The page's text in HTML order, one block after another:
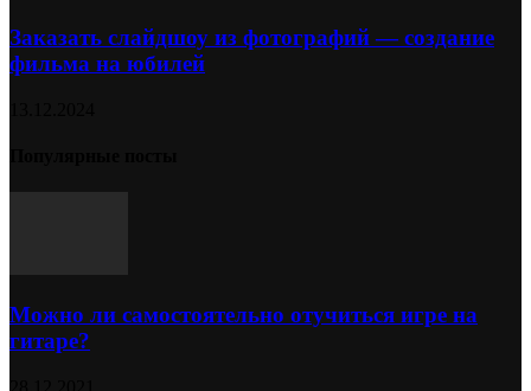
Заказать слайдшоу из фотографий — создание
фильма на юбилей
Можно ли самостоятельно отучиться игре на
гитаре?